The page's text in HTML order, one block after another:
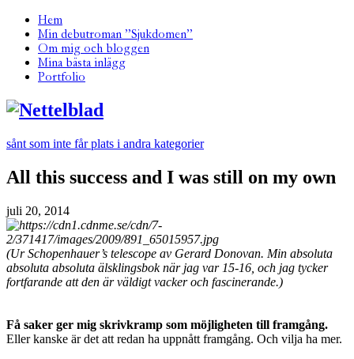
Hem
Min debutroman ”Sjukdomen”
Om mig och bloggen
Mina bästa inlägg
Portfolio
sånt som inte får plats i andra kategorier
All this success and I was still on my own
juli 20, 2014
(Ur Schopenhauer’s telescope av Gerard Donovan. Min absoluta
absoluta absoluta älsklingsbok när jag var 15-16, och jag tycker
fortfarande att den är väldigt vacker och fascinerande.)
Få saker ger mig skrivkramp som möjligheten till framgång.
Eller kanske är det att redan ha uppnått framgång. Och vilja ha mer.